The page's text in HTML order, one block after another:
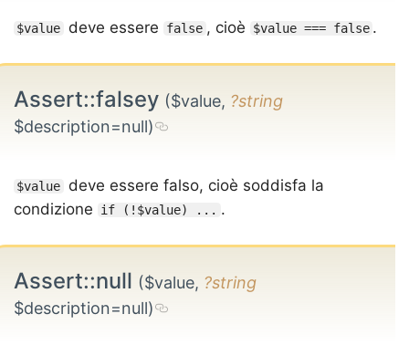
$value deve essere false , cioè $value === false .
Assert::falsey ($value, ?string
$description=null)
$value
deve essere falso, cioè soddisfa la
condizione
if (!$value) ... .
Assert::null ($value, ?string
$description=null)